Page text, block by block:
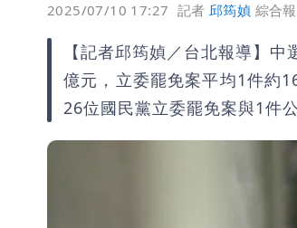
2025/07/10 17:27 記者邱筠媜 綜合
【記者邱筠媜／台北報導】
億元，立委罷免案平均1件約
26位國民黨立委罷免案與1件